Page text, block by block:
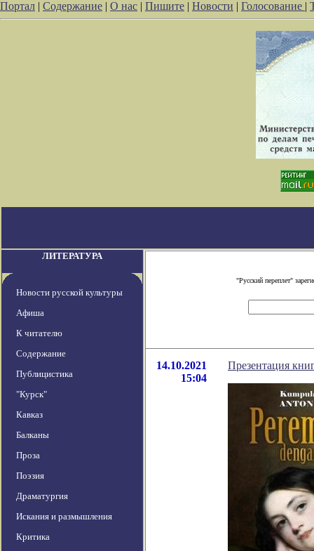
Портал | Содержание | О нас | Пишите | Новости | Голосование |
ЛИТЕРАТУРА
Новости русской культуры
Афиша
К читателю
Содержание
Публицистика
"Курск"
Кавказ
Балканы
Проза
Поэзия
Драматургия
Искания и размышления
Критика
"Русский переплет"
14.10.2021
15:04
Презентация